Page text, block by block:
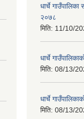
धार्चे
२०७८
मिति: 11/10/
धार्चे
मिति: 08/13/
धार्चे
मिति: 08/13/